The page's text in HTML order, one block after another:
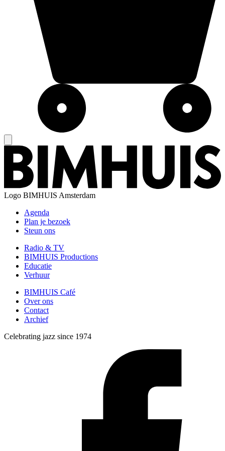
Logo BIMHUIS Amsterdam
Agenda
Plan je bezoek
Steun ons
Radio & TV
BIMHUIS Productions
Educatie
Verhuur
BIMHUIS Café
Over ons
Contact
Archief
Celebrating jazz since 1974